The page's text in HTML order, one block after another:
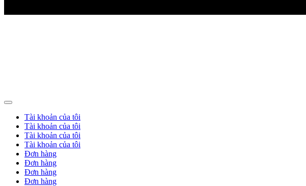
Tài khoản của tôi
Tài khoản của tôi
Tài khoản của tôi
Tài khoản của tôi
Đơn hàng
Đơn hàng
Đơn hàng
Đơn hàng